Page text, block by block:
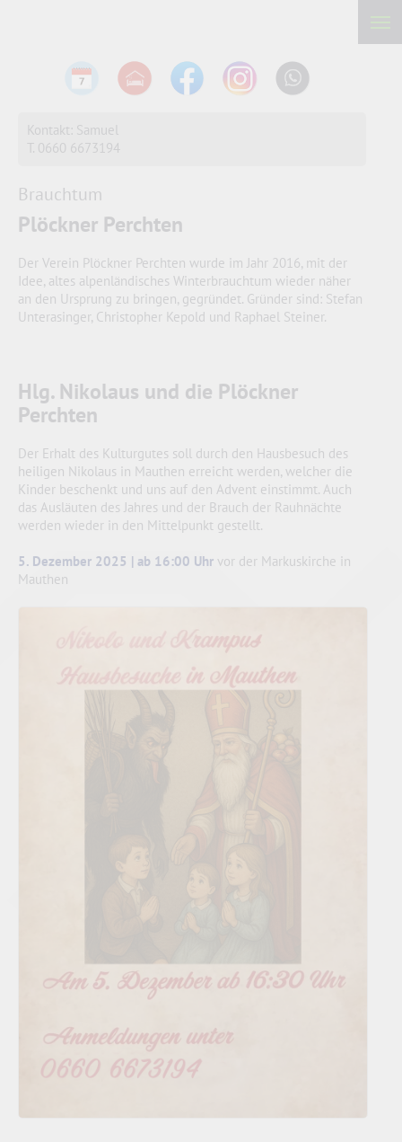
Kontakt: Samuel
T. 0660 6673194
Brauchtum
Plöckner Perchten
Der Verein Plöckner Perchten wurde im Jahr 2016, mit der
Idee, altes alpenländisches Winterbrauchtum wieder näher
an den Ursprung zu bringen, gegründet. Gründer sind: Stefan
Unterasinger, Christopher Kepold und Raphael Steiner.
Hlg. Nikolaus und die Plöckner
Perchten
Der Erhalt des Kulturgutes soll durch den Hausbesuch des
heiligen Nikolaus in Mauthen erreicht werden, welcher die
Kinder beschenkt und uns auf den Advent einstimmt. Auch
das Ausläuten des Jahres und der Brauch der Rauhnächte
werden wieder in den Mittelpunkt gestellt.
5. Dezember 2025 | ab 16:00 Uhr vor der Markuskirche in
Mauthen